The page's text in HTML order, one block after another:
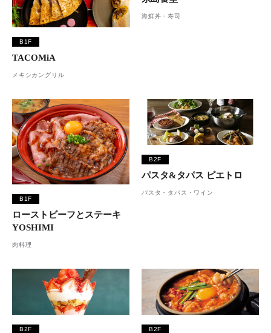
B1F
TACOMiA
メキシカングリル
海鮮丼・寿司
B1F
ローストビーフとステーキ
YOSHIMI
肉料理
B2F
パスタ&タパス ピエトロ
パスタ・タパス・ワイン
B2F B2F